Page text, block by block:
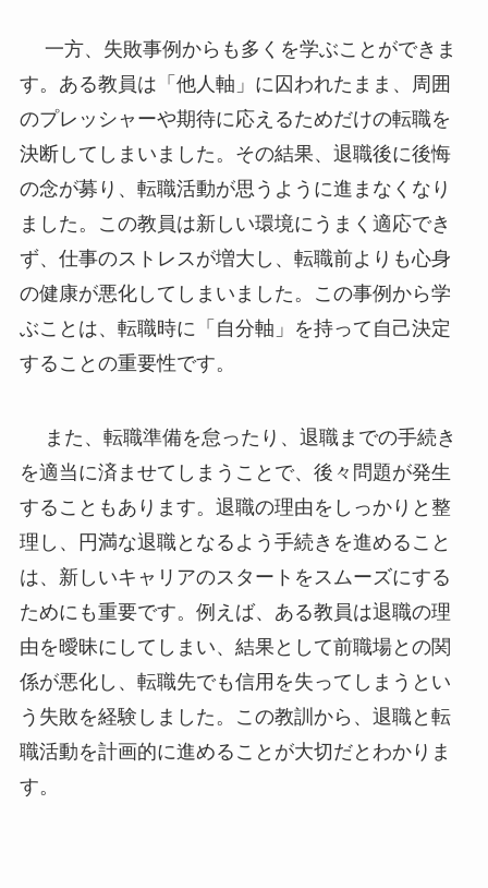
一方、失敗事例からも多くを学ぶことができま
す。ある教員は「他人軸」に囚われたまま、周囲
のプレッシャーや期待に応えるためだけの転職を
決断してしまいました。その結果、退職後に後悔
の念が募り、転職活動が思うように進まなくなり
ました。この教員は新しい環境にうまく適応でき
ず、仕事のストレスが増大し、転職前よりも心身
の健康が悪化してしまいました。この事例から学
ぶことは、転職時に「自分軸」を持って自己決定
することの重要性です。
また、転職準備を怠ったり、退職までの手続き
を適当に済ませてしまうことで、後々問題が発生
することもあります。退職の理由をしっかりと整
理し、円満な退職となるよう手続きを進めること
は、新しいキャリアのスタートをスムーズにする
ためにも重要です。例えば、ある教員は退職の理
由を曖昧にしてしまい、結果として前職場との関
係が悪化し、転職先でも信用を失ってしまうとい
う失敗を経験しました。この教訓から、退職と転
職活動を計画的に進めることが大切だとわかりま
す。